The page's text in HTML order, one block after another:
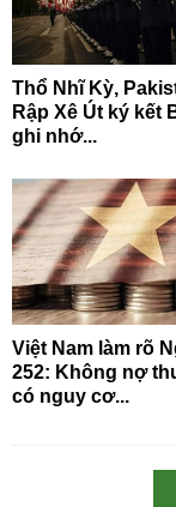
Thổ Nhĩ Kỳ,
Rập Xê Út ký kết
ghi nhớ...
Việt Nam làm rõ
252: Không nợ
có nguy cơ...